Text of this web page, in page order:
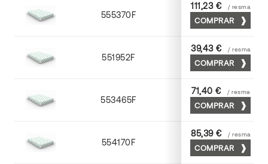
555370F 70 x 100
111,23 € / resma
COMPRAR
551952F 52 x 70
39,43 € / resma
COMPRAR
553465F 65 x 90
71,40 € / resma
COMPRAR
554170F 70 x 100
85,39 € / resma
COMPRAR